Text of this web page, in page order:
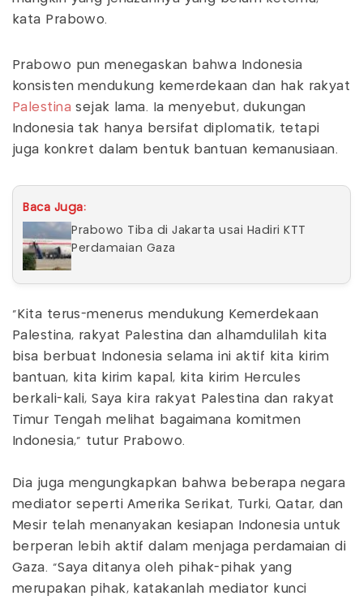
kata Prabowo.
Prabowo pun menegaskan bahwa Indonesia
konsisten mendukung kemerdekaan dan hak rakyat
Palestina sejak lama. Ia menyebut, dukungan
Indonesia tak hanya bersifat diplomatik, tetapi
juga konkret dalam bentuk bantuan kemanusiaan.
Baca Juga:
Prabowo Tiba di Jakarta usai Hadiri KTT
Perdamaian Gaza
"Kita terus-menerus mendukung Kemerdekaan
Palestina, rakyat Palestina dan alhamdulilah kita
bisa berbuat Indonesia selama ini aktif kita kirim
bantuan, kita kirim kapal, kita kirim Hercules
berkali-kali, Saya kira rakyat Palestina dan rakyat
Timur Tengah melihat bagaimana komitmen
Indonesia," tutur Prabowo.
Dia juga mengungkapkan bahwa beberapa negara
mediator seperti Amerika Serikat, Turki, Qatar, dan
Mesir telah menanyakan kesiapan Indonesia untuk
berperan lebih aktif dalam menjaga perdamaian di
Gaza. "Saya ditanya oleh pihak-pihak yang
merupakan pihak, katakanlah mediator kunci